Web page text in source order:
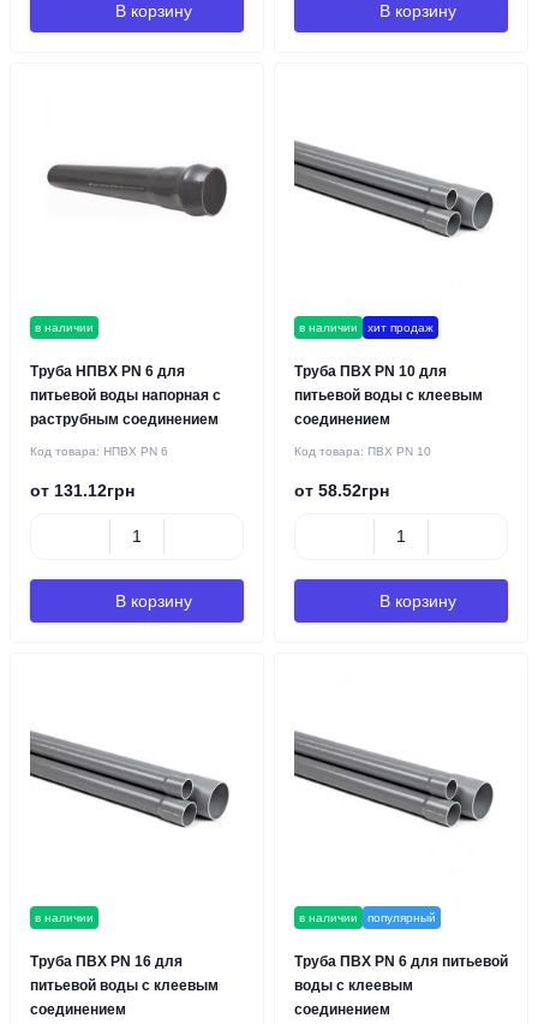
В корзину В корзину
в наличии
Труба НПВХ PN 6 для
питьевой воды напорная с
раструбным соединением
Код товара: НПВХ PN 6
от 131.12грн
В корзину
в наличии хит продаж
Труба ПВХ PN 10 для
питьевой воды с клеевым
соединением
Код товара: ПВХ PN 10
от 58.52грн
В корзину
в наличии
Труба ПВХ PN 16 для
питьевой воды с клеевым
соединением
в наличии популярный
Труба ПВХ PN 6 для питьевой
воды с клеевым
соединением